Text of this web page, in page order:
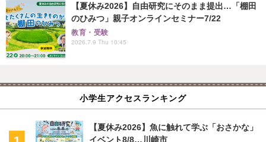
【夏休み2026】自由研究にそのまま提出…「棚田
のひみつ」親子オンラインセミナー7/22
教育・受験
2026.7.9 Thu 10:45
小学生アクセスランキング
【夏休み2026】魚に触れて学ぶ「おさかな」
イベント8/8…川崎市